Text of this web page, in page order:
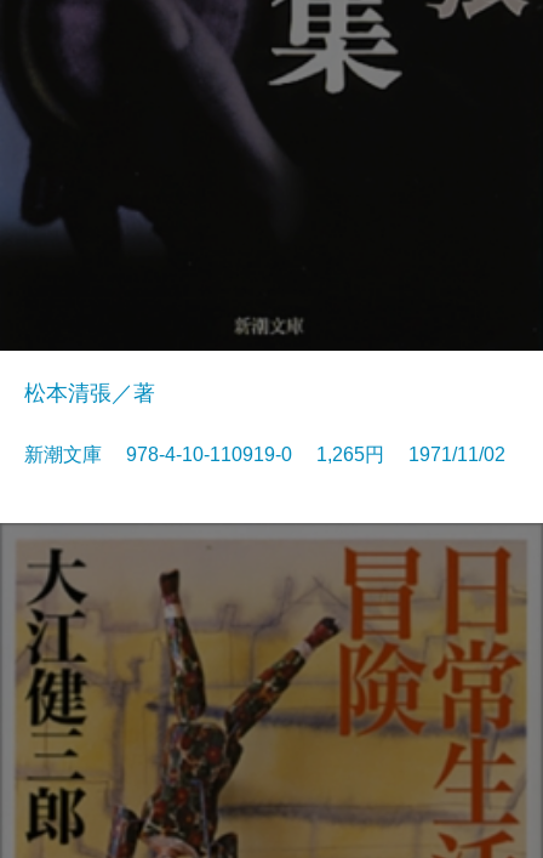
松本清張／著
新潮文庫 978-4-10-110919-0 1,265円 1971/11/02